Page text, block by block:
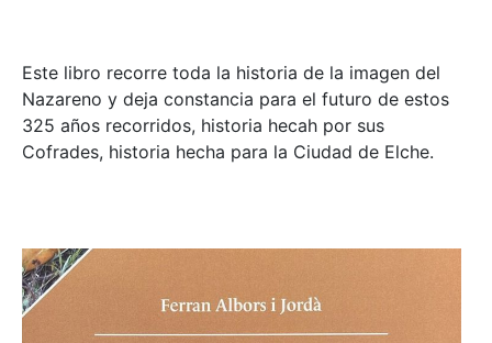
Este libro recorre toda la historia de la imagen del
Nazareno y deja constancia para el futuro de estos
325 años recorridos, historia hecah por sus
Cofrades, historia hecha para la Ciudad de Elche.